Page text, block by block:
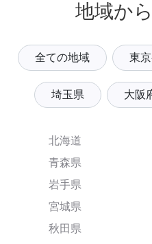
地域か
全ての地域 東
埼玉県 大阪
北海道
青森県
岩手県
宮城県
秋田県